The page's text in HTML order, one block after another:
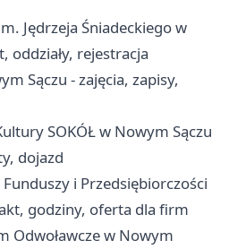
Jędrzeja Śniadeckiego w
oddziały, rejestracja
Sączu - zajęcia, zapisy,
SOKÓŁ w Nowym Sączu
dojazd
i Przedsiębiorczości
godziny, oferta dla firm
Odwoławcze w Nowym